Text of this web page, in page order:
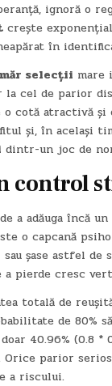
ignoră o
crește
în
selecții mare
cel de parior
cotă atractivă și
și, în același
dintr-un joc de
control
a adăuga încă
o capcană
șase astfel de
a pierde cresc
totală de
de 80%
40.96% (0.8 *
Orice parior
a riscului.